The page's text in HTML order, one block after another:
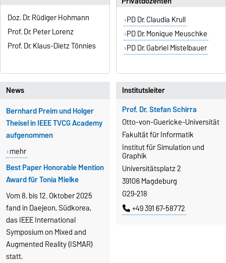
Doz. Dr. Rüdiger Hohmann
Prof. Dr. Peter Lorenz
Prof. Dr. Klaus-Dietz Tönnies
PD Dr. Claudia Krull
PD Dr. Monique Meuschke
PD Dr. Gabriel Mistelbauer
Institutsleiter
Prof. Dr. Stefan Schirra
Otto-von-Guericke-Universität
Fakultät für Informatik
Institut für Simulation und
Graphik
Universitätsplatz 2
39106 Magdeburg
G29-218
+49 391 67-58772
News
Bernhard Preim und Holger
Theisel in IEEE TVCG Academy
aufgenommen
mehr
Best Paper Honorable Mention
Award für Tonia Mielke
Vom 8. bis 12. Oktober 2025
fand in Daejeon, Südkorea,
das IEEE International
Symposium on Mixed and
Augmented Reality (ISMAR)
statt.